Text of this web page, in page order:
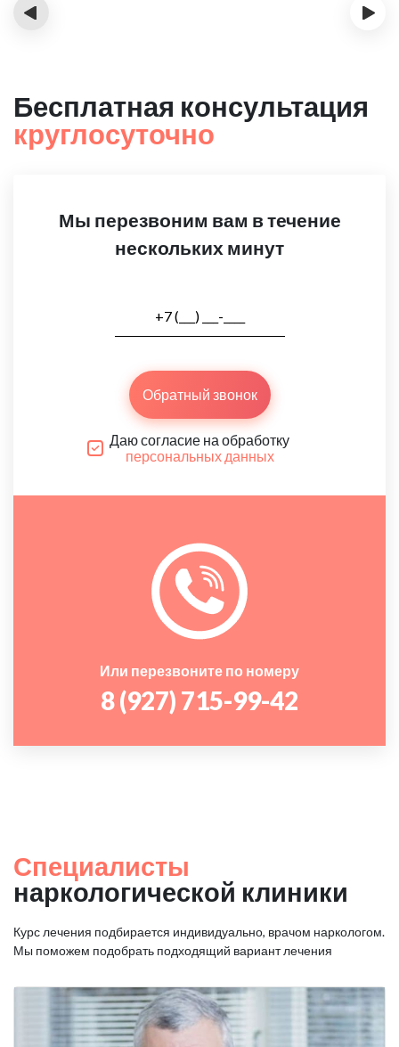
‹ ›
Бесплатная консультация
круглосуточно
Мы перезвоним вам в течение
нескольких минут
Обратный звонок
Даю согласие на обработку
персональных данных
Или перезвоните по номеру
8 (927) 715-99-42
Специалисты
наркологической клиники
Курс лечения подбирается индивидуально, врачом наркологом.
Мы поможем подобрать подходящий вариант лечения